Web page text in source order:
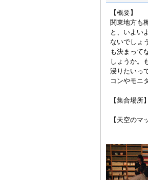
【概要】
関東地方も
と、いよい
ないでしょ
も決まって
しょうか。
浸りたいっ
コンやモニ
【集合場
【天空のマ